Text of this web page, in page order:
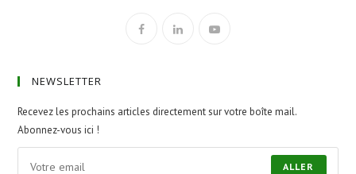
NEWSLETTER
Recevez les prochains articles directement sur votre boîte mail.
Abonnez-vous ici !
ALLER